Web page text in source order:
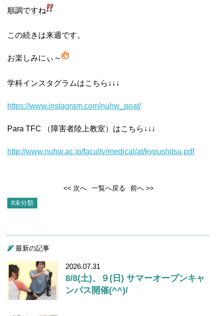
順調ですね
この続きは来週です。
お楽しみにぃ～
学科インスタグラムはこちら↓↓↓
https://www.instagram.com/nuhw _poat/
Para TFC （障害者陸上教室）はこちら↓↓↓
http://www.nuhw.ac.jp/faculty/medical/at/kyoushitsu.pdf
<< 次へ 一覧へ戻る 前へ >>
#未分類
最新の記事
2026.07.31
8/8(土)、９(日) サマーオープンキャ
ンパス開催(^^)/